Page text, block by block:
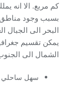
كم مربع. الا انه
بسبب وجود
يمكن تقسيم
الشمال الى
سهل ساحلي